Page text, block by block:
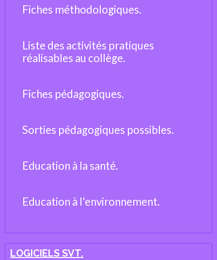
Fiches méthodologiques.
Liste des activités pratiques
réalisables au collège.
Fiches pédagogiques.
Sorties pédagogiques possibles.
Education à la santé.
Education à l'environnement.
LOGICIELS SVT.